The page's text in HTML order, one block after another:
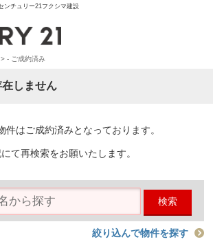
ンチュリー21フクシマ建設
>- ご成約済み
しません
件はご成約済みとなっております。
て再検索をお願いたします。
検索
絞り込んで物件を探す